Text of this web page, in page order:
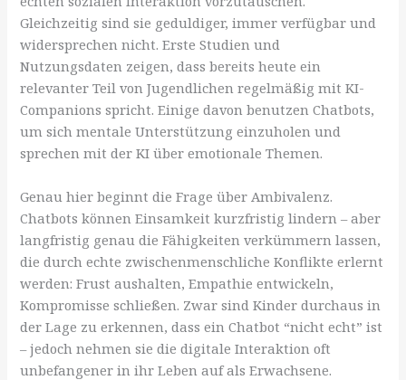
Gleichzeitig sind sie geduldiger, immer verfügbar und
widersprechen nicht. Erste Studien und
Nutzungsdaten zeigen, dass bereits heute ein
relevanter Teil von Jugendlichen regelmäßig mit KI-
Companions spricht. Einige davon benutzen Chatbots,
um sich mentale Unterstützung einzuholen und
sprechen mit der KI über emotionale Themen.
Genau hier beginnt die Frage über Ambivalenz.
Chatbots können Einsamkeit kurzfristig lindern – aber
langfristig genau die Fähigkeiten verkümmern lassen,
die durch echte zwischenmenschliche Konflikte erlernt
werden: Frust aushalten, Empathie entwickeln,
Kompromisse schließen. Zwar sind Kinder durchaus in
der Lage zu erkennen, dass ein Chatbot “nicht echt” ist
– jedoch nehmen sie die digitale Interaktion oft
unbefangener in ihr Leben auf als Erwachsene.